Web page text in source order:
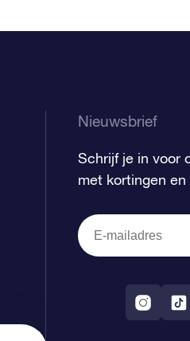
Nieuwsbrief
Schrijf je in voor
met kortingen